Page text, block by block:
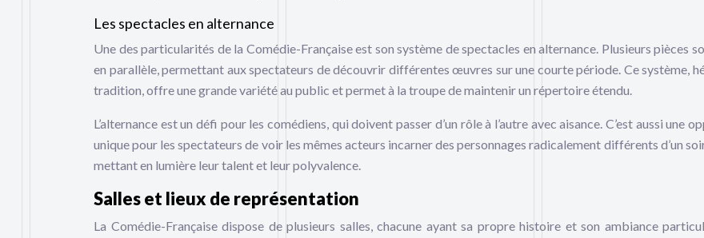
Les spectacles en alternance
Une des particularités de la Comédie-Française est son système de spectacles en alternance. Plusieurs pièces
en parallèle, permettant aux spectateurs de découvrir différentes œuvres sur une courte période. Ce système,
tradition, offre une grande variété au public et permet à la troupe de maintenir un répertoire étendu.
L’alternance est un défi pour les comédiens, qui doivent passer d’un rôle à l’autre avec aisance. C’est aussi une
unique pour les spectateurs de voir les mêmes acteurs incarner des personnages radicalement différents d’un
mettant en lumière leur talent et leur polyvalence.
Salles et lieux de représentation
La Comédie-Française dispose de plusieurs salles, chacune ayant sa propre histoire et son ambiance